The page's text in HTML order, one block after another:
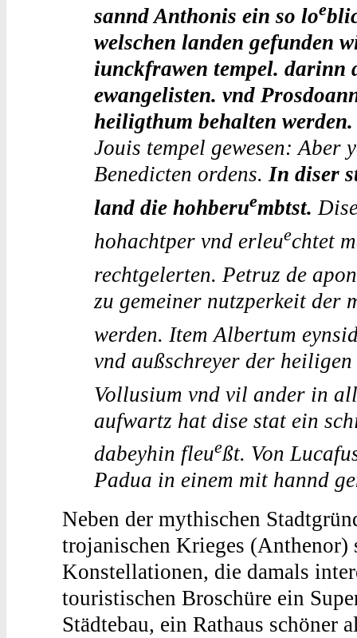
sannd Anthonis ein so loe
welschen landen gefunden
iunckfrawen tempel. darinn
ewangelisten. vnd
heiligthum behalten werden.
Jouis tempel gewesen: Aber
Benedicten ordens.In diser
land die hohberuembtst.
hohachtper vnd erleuechtet
rechtgelerten. Petruz de
zu gemeiner nutzperkeit der
werden. Item Albertum
vnd außschreyer der
Vollusium vnd vil ander in
aufwartz hat dise stat ein
dabeyhin fleueßt. Von
Padua in einem mit hannd
Neben der mythischen
trojanischen Krieges (Anthenor)
Konstellationen, die damals
touristischen Broschüre ein
Städtebau, ein Rathaus schöner